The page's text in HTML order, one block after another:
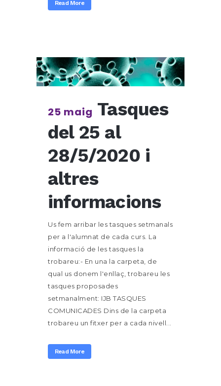
Read More
25 maig Tasques
del 25 al
28/5/2020 i
altres
informacions
Us fem arribar les tasques setmanals
per a l'alumnat de cada curs. La
informació de les tasques la
trobareu:- En una la carpeta, de
qual us donem l'enllaç, trobareu les
tasques proposades
setmanalment: IJB TASQUES
COMUNICADES Dins de la carpeta
trobareu un fitxer per a cada nivell...
Read More